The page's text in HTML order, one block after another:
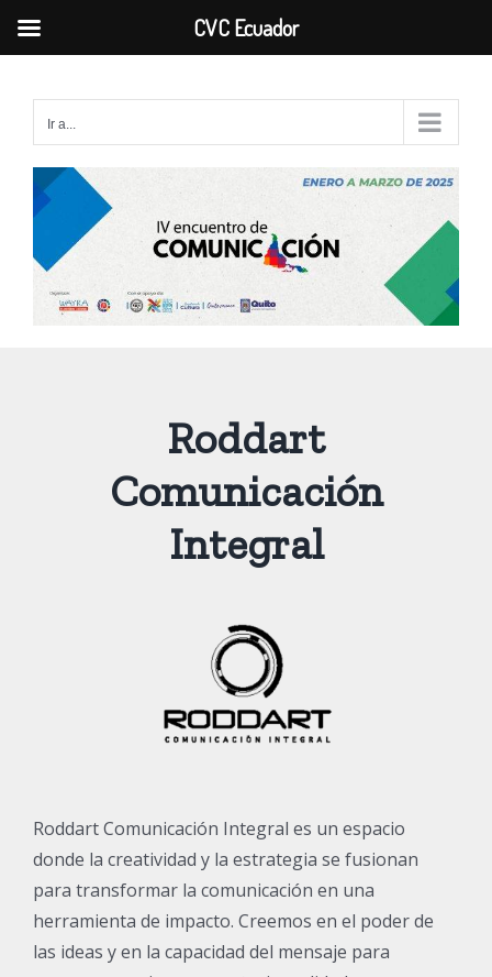
contenido
Ir a...
Roddart
Comunicación
Integral
Roddart Comunicación Integral es un espacio
donde la creatividad y la estrategia se fusionan
para transformar la comunicación en una
herramienta de impacto. Creemos en el poder de
las ideas y en la capacidad del mensaje para
CVC Ecuador